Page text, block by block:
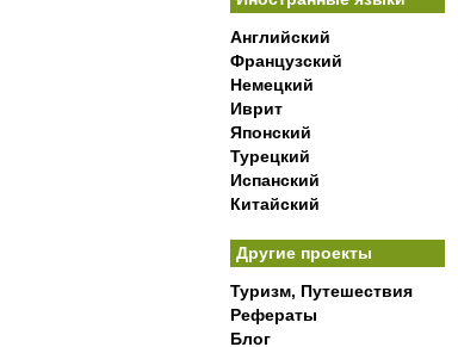
Английский
Французский
Немецкий
Иврит
Японский
Турецкий
Испанский
Китайский
Другие проекты
Туризм, Путешествия
Рефераты
Блог